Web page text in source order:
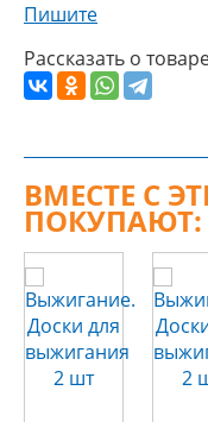
Пишите
Рассказать о
ВМЕСТЕ С
ПОКУПАЮТ: